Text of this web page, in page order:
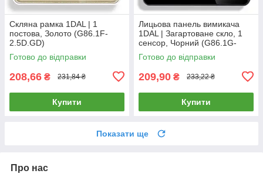
Скляна рамка 1DAL | 1
постова, Золото (G86.1F-
2.5D.GD)
Готово до відправки
208,66 ₴ 231,84 ₴
Купити
Лицьова панель вимикача
1DAL | Загартоване скло, 1
сенсор, Чорний (G86.1G-
2.5D.BL)
Готово до відправки
209,90 ₴ 233,22 ₴
Купити
Показати ще
Про нас